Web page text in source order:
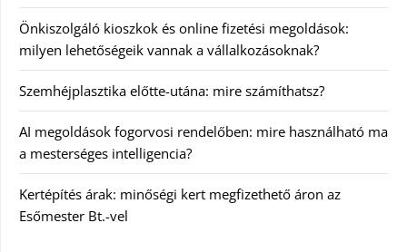
Önkiszolgáló kioszkok és online fizetési megoldások:
milyen lehetőségeik vannak a vállalkozásoknak?
Szemhéjplasztika előtte-utána: mire számíthatsz?
AI megoldások fogorvosi rendelőben: mire használható ma
a mesterséges intelligencia?
Kertépítés árak: minőségi kert megfizethető áron az
Esőmester Bt.-vel